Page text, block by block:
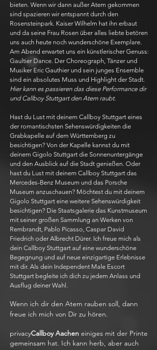
bieten. Wenn wir dann außer Atem gekommen
sind spazieren wir entspannt durch den
Rosensteinpark. Kaiser Wilhelm hat ihn erbaut
und da seine Frau Rosen über alles liebte betören
uns auch heute noch wunderschöne Exemplare.
Am Abend erwartet uns ein künstlerischer Genuss:
Gaultier Dance. Der Choreograph, Tänzer und
Musiker Eric Gauthier und sein junges Ensemble
sind ein absolutes Muss und Highlight der Stadt.
Hier kann es passieren das diese Performance dir
und Callboy Stuttgart den Atem raubt.
Hast du Lust mit deinem Callboy Stuttgart eines
der romantischsten Sehenswürdigkeiten die
Grabkapelle auf dem Württemberg zu
besichtigen? Von der Kapelle kannst du mit
deinem Gigolo Stuttgart die Sonnenuntergänge
und den Ausblick auf die Stadt genießen. Oder
hast du Lust mit deinem Callboy Stuttgart das
Mercedes-Benz Museum und das Porsche
Museum anzuschauen? Möchtest du mit deinem
Gigolo Stuttgart eine weitere Sehenswürdigkeit
besichtigen? Die Staatsgalerie das Kunstmuseum
mit seiner großen Sammlung an Werken von
Rembrandt, Pablo Picasso, Caspar David
Friedrich oder Albrecht Dürer. Ich freue mich als
dein Callboy Stuttgart auf eine wunderschöne
Begegnung und auf neue einzigartige Erlebnisse
mit dir. Als dein Independent Male Escort
Stuttgart begleite ich dich zu jedem Anlass und
Ausflug deiner Wahl.
Wenn ich dir den Atem rauben soll, dann
freue ich mich von Dir zu hören.
privacyCallboy Aachen einiges mit der Printe
gemeinsam hat. Ich kann herb, aber auch